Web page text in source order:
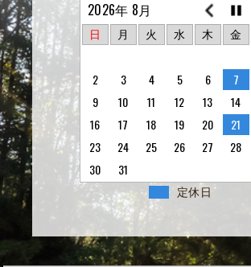
2026年 8月
日 月 火 水 木 金
2
3 4 5 6 7
9
10 11 12 13 14
16
17 18 19 20 21
23
24 25 26 27 28
30
31
定休日